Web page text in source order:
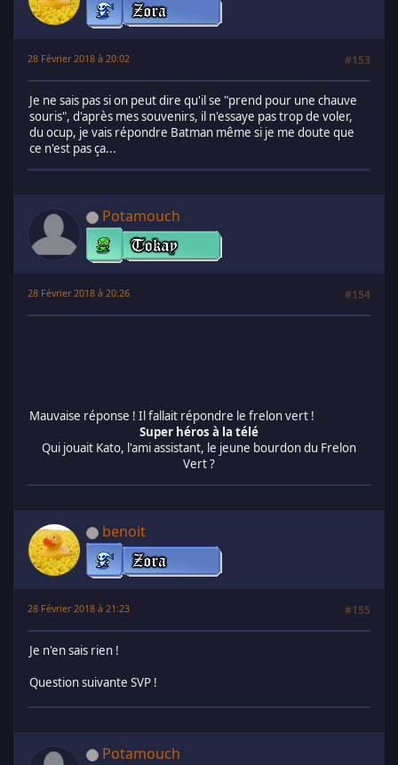
28 Février 2018 à 20:02 #153
Je ne sais pas si on peut dire qu'il se "prend pour une chauve
souris", d'après mes souvenirs, il n'essaye pas trop de voler,
du ocup, je vais répondre Batman même si je me doute que
ce n'est pas ça...
Potamouch
28 Février 2018 à 20:26 #154
Mauvaise réponse ! Il fallait répondre le frelon vert !
Super héros à la télé
Qui jouait Kato, l'ami assistant, le jeune bourdon du Frelon
Vert ?
benoit
28 Février 2018 à 21:23 #155
Je n'en sais rien !
Question suivante SVP !
Potamouch